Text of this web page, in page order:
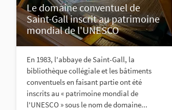
Le domaine conventuel de
Saint-Gall inscrit au patrimoine
mondial de l'UNESCO
En 1983, l'abbaye de Saint-Gall, la
bibliothèque collégiale et les bâtiments
conventuels en faisant partie ont été
inscrits au « patrimoine mondial de
l'UNESCO » sous le nom de domaine...